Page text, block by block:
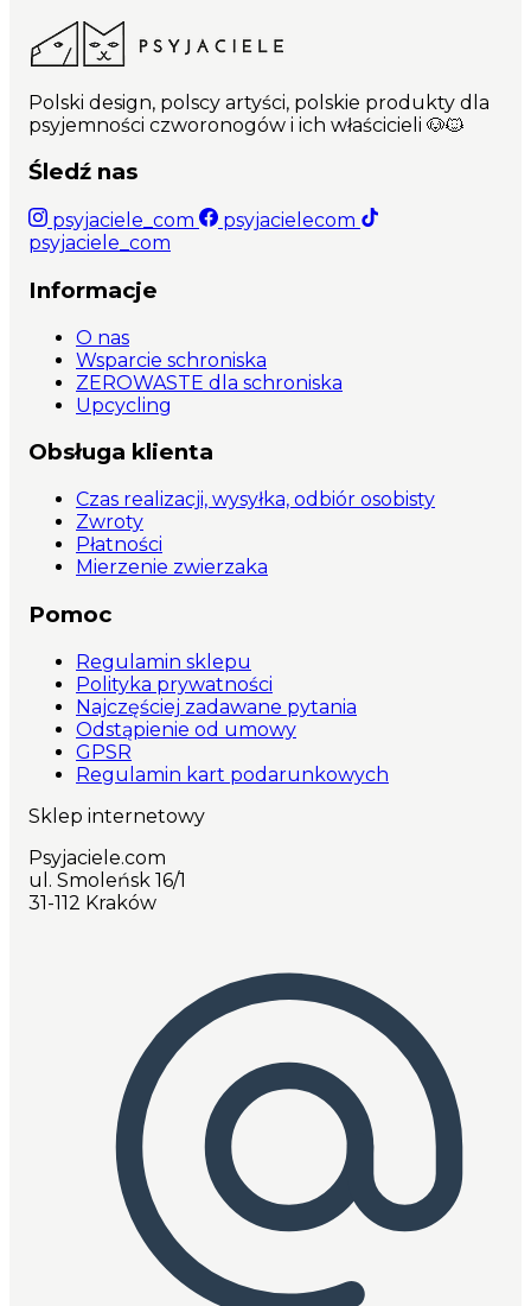
Polski design, polscy artyści, polskie produkty dla
psyjemności czworonogów i ich właścicieli 🐶🐱
Śledź nas
psyjaciele_com
psyjacielecom
psyjaciele_com
Informacje
O nas
Wsparcie schroniska
ZEROWASTE dla schroniska
Upcycling
Obsługa klienta
Czas realizacji, wysyłka, odbiór osobisty
Zwroty
Płatności
Mierzenie zwierzaka
Pomoc
Regulamin sklepu
Polityka prywatności
Najczęściej zadawane pytania
Odstąpienie od umowy
GPSR
Regulamin kart podarunkowych
Sklep internetowy
Psyjaciele.com
ul. Smoleńsk 16/1
31-112 Kraków